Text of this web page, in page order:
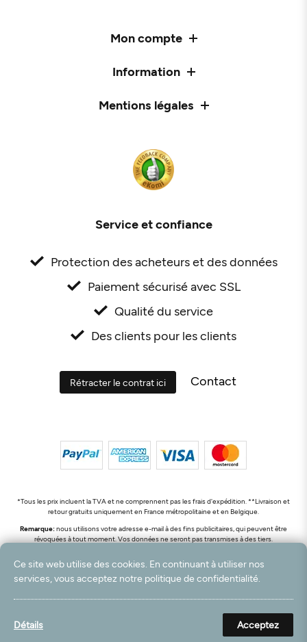
Mon compte
Information
Mentions légales
Service et confiance
Protection des acheteurs et des données
Paiement sécurisé avec SSL
Qualité du service
Des clients pour les clients
Rétracter le contrat ici Contact
*Tous les prix incluent la TVA et ne comprennent pas les frais d'expédition. **Livraison et
retour gratuits uniquement en France métropolitaine et en Belgique.
Remarque:nous utilisons votre adresse e-mail à des fins publicitaires, qui peuvent être
révoquées à tout moment. Vos données ne seront pas transmises à des tiers.
createyourtemplate
Ce site web utilise des cookies. En continuant à utiliser nos
services, vous acceptez notre politique de confidentialité.
Détails Acceptez